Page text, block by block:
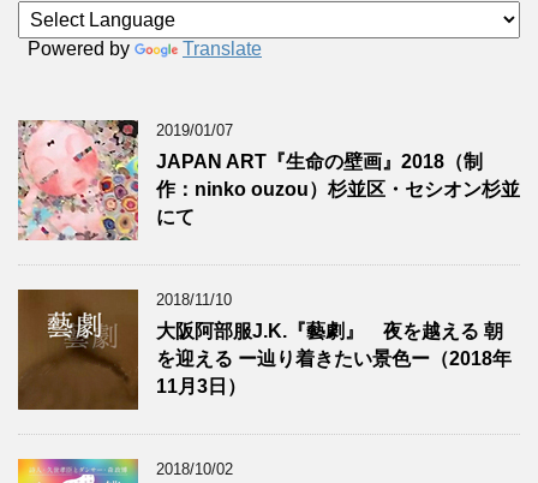
Powered by Translate
2019/01/07
JAPAN ART『生命の壁画』2018（制
作：ninko ouzou）杉並区・セシオン杉並
にて
2018/11/10
大阪阿部服J.K.『藝劇』 夜を越える 朝
を迎える ー辿り着きたい景色ー（2018年
11月3日）
2018/10/02